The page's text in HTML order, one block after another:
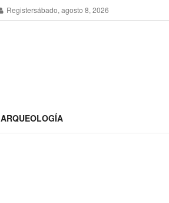
Registersábado, agosto 8, 2026
ARQUEOLOGÍA